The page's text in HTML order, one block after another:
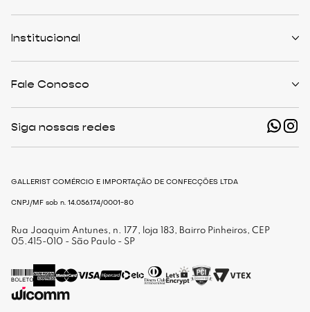
Formas de Pagamento
Cashback
Institucional
The Outlist
Nossas Lojas
Trabalhe Conosco
Fale Conosco
shop@gallerist.com.br
Siga nossas redes
GALLERIST COMÉRCIO E IMPORTAÇÃO DE CONFECÇÕES LTDA
CNPJ/MF sob n. 14.056.174/0001-80
Rua Joaquim Antunes, n. 177, loja 183, Bairro Pinheiros, CEP
05.415-010 - São Paulo - SP